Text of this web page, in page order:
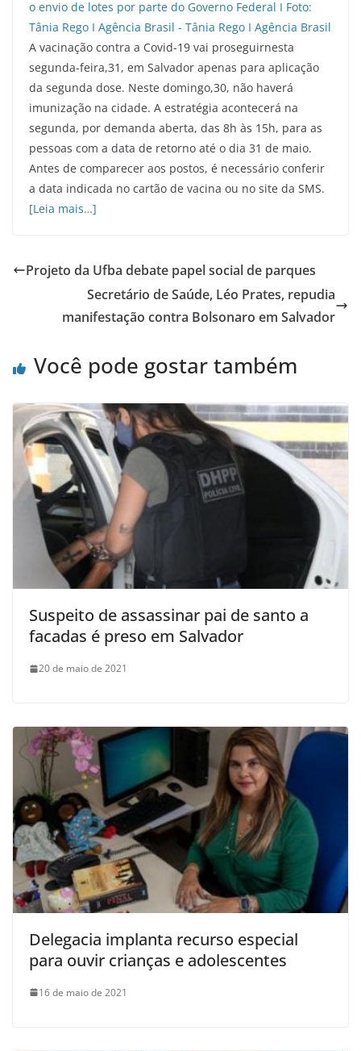
A vacinação contra a Covid-19 vai proseguirnesta
segunda-feira,31, em Salvador apenas para aplicação
da segunda dose. Neste domingo,30, não haverá
imunização na cidade. A estratégia acontecerá na
segunda, por demanda aberta, das 8h às 15h, para as
pessoas com a data de retorno até o dia 31 de maio.
Antes de comparecer aos postos, é necessário conferir
a data indicada no cartão de vacina ou no site da SMS.
[Leia mais…]
Projeto da Ufba debate papel social de parques
Secretário de Saúde, Léo Prates, repudia
manifestação contra Bolsonaro em Salvador
Você pode gostar também
Suspeito de assassinar pai de santo a
facadas é preso em Salvador
20 de maio de 2021
Delegacia implanta recurso especial
para ouvir crianças e adolescentes
16 de maio de 2021